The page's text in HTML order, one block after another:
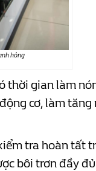
hỏng
thời gian làm
cơ, làm
tra hoàn tất
bôi trơn đầy